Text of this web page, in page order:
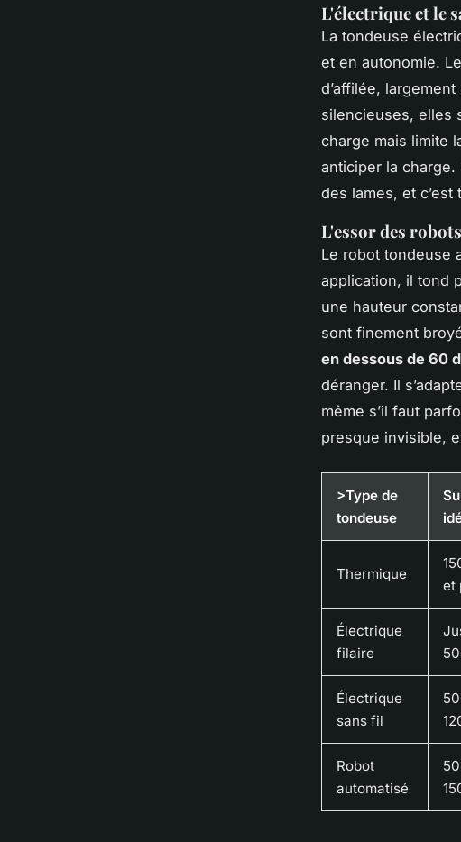
L'électrique et le
La tondeuse
et en autonomie.
d’affilée,
silencieuses, elles
charge mais limite
anticiper la charge.
des lames, et c’est
L'essor des
Le robot tondeuse
application, il tond
une hauteur
sont finement
en dessous de 60
déranger. Il
même s’il faut
presque invisible,
>Type de
tondeuse
Thermique
et
Électrique
filaire
Électrique
sans fil
Robot
automatisé